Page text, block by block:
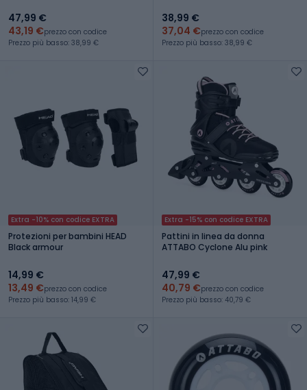
47,99 €
43,19 €prezzo con codice
Prezzo più basso: 38,99 €
38,99 €
37,04 €prezzo con codice
Prezzo più basso: 38,99 €
Extra -10% con codice EXTRA
Protezioni per bambini HEAD
Black armour
14,99 €
13,49 €prezzo con codice
Prezzo più basso: 14,99 €
Extra -15% con codice EXTRA
Pattini in linea da donna
ATTABO Cyclone Alu pink
47,99 €
40,79 €prezzo con codice
Prezzo più basso: 40,79 €